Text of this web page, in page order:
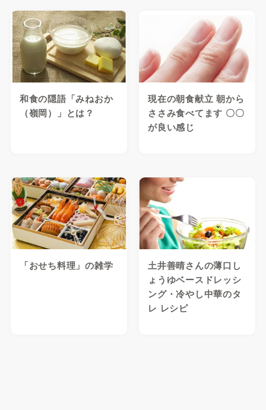
和食の隠語「みねおか
（嶺岡）」とは？
現在の朝食献立 朝から
ささみ食べてます 〇〇
が良い感じ
「おせち料理」の雑学
土井善晴さんの薄口し
ょうゆベースドレッシ
ング・冷やし中華のタ
レ レシピ